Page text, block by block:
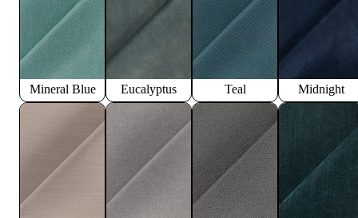
Mineral Blue Eucalyptus Teal Midnight